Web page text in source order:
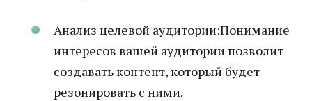
Анализ целевой аудитории:Понимание
интересов вашей аудитории позволит
создавать контент, который будет
резонировать с ними.